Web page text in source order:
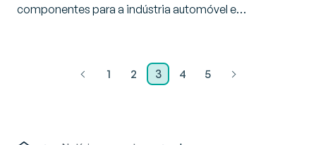
componentes para a indústria automóvel e…
1 2 3 4 5